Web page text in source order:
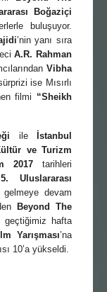
Boğaziçi
buluşuyor.
’nin yanı sıra
A.R. Rahman
Vibha
ise Mısırlı
filmi “Sheikh
ileİstanbul
ve Turizm
2017 tarihleri
5. Uluslararası
gelmeye devam
Beyond The
geçtiğimiz hafta
Yarışması’na
10’a yükseldi.